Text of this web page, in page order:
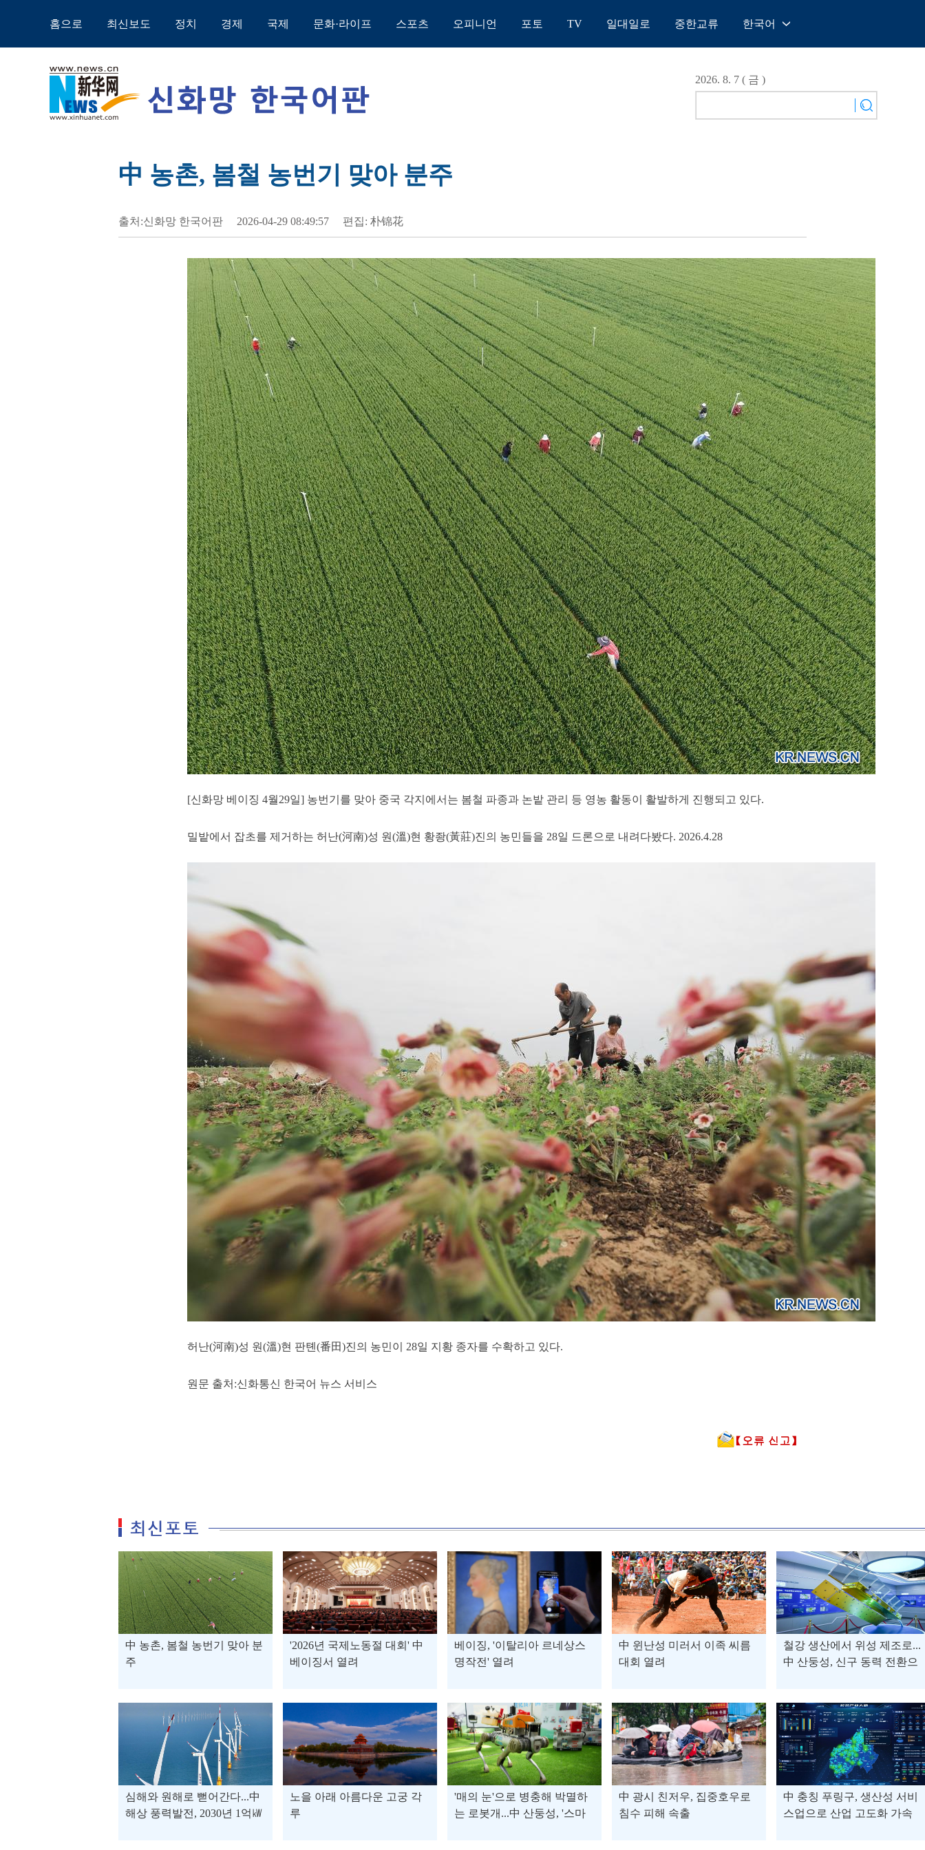
홈으로 최신보도 정치 경제 국제 문화·라이프 스포츠 오피니언 포토 TV 일대일로 중한교류 한국어
English
Español
2026. 8. 7 ( 금 )
中 농촌, 봄철 농번기 맞아 분주
출처:신화망 한국어판 2026-04-29 08:49:57 편집: 朴锦花
[신화망 베이징 4월29일] 농번기를 맞아 중국 각지에서는 봄철 파종과 논밭 관리 등 영농 활동이 활발하게 진행되고 있다.
밀밭에서 잡초를 제거하는 허난(河南)성 원(溫)현 황좡(黃莊)진의 농민들을 28일 드론으로 내려다봤다. 2026.4.28
허난(河南)성 원(溫)현 판톈(番田)진의 농민이 28일 지황 종자를 수확하고 있다.
원문 출처:신화통신 한국어 뉴스 서비스
中 농촌, 봄철 농번기 맞아 분
주
'2026년 국제노동절 대회' 中
베이징서 열려
베이징, '이탈리아 르네상스
명작전' 열려
中 윈난성 미러서 이족 씨름
대회 열려
철강 생산에서 위성 제조로...
中 산둥성, 신구 동력 전환으
심해와 원해로 뻗어간다...中
해상 풍력발전, 2030년 1억㎾
노을 아래 아름다운 고궁 각
루
'매의 눈'으로 병충해 박멸하
는 로봇개...中 산둥성, '스마
中 광시 친저우, 집중호우로
침수 피해 속출
中 충칭 푸링구, 생산성 서비
스업으로 산업 고도화 가속